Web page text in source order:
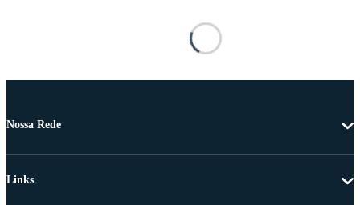
Nossa Rede
Links